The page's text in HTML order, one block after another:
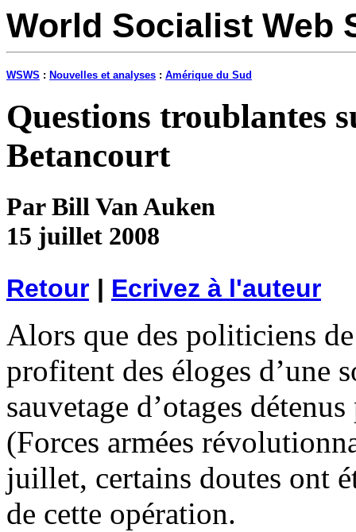
World Socialist Web
WSWS : Nouvelles et analyses : Amérique du Sud
Questions troublantes
Betancourt
Par Bill Van Auken
15 juillet 2008
Retour | Ecrivez à l'auteur
Alors que des politiciens
profitent des éloges d’une
sauvetage d’otages
(Forces armées
juillet, certains doutes ont
de cette opération.